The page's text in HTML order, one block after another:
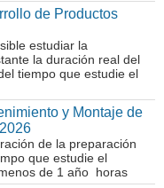
de Productos
estudiar la
la duración real del
tiempo que estudie el
y Montaje de
de la preparación
que estudie el
de 1 año horas